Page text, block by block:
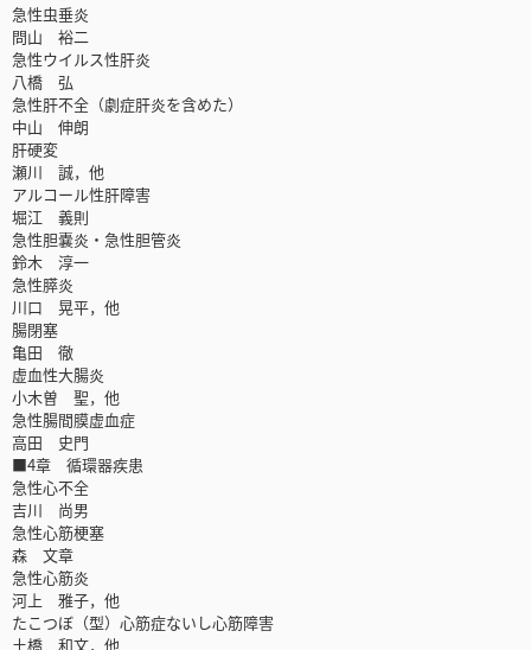
急性虫垂炎
問山 裕二
急性ウイルス性肝炎
八橋 弘
急性肝不全（劇症肝炎を含めた）
中山 伸朗
肝硬変
瀬川 誠，他
アルコール性肝障害
堀江 義則
急性胆嚢炎・急性胆管炎
鈴木 淳一
急性膵炎
川口 晃平，他
腸閉塞
亀田 徹
虚血性大腸炎
小木曽 聖，他
急性腸間膜虚血症
高田 史門
■4章 循環器疾患
急性心不全
吉川 尚男
急性心筋梗塞
森 文章
急性心筋炎
河上 雅子，他
たこつぼ（型）心筋症ないし心筋障害
土橋 和文，他